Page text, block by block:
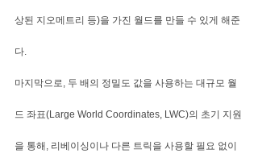
상된 지오메트리 등)을 가진 월드를 만들 수 있게 해준
다.
마지막으로, 두 배의 정밀도 값을 사용하는 대규모 월
드 좌표(Large World Coordinates, LWC)의 초기 지원
을 통해, 리베이싱이나 다른 트릭을 사용할 필요 없이